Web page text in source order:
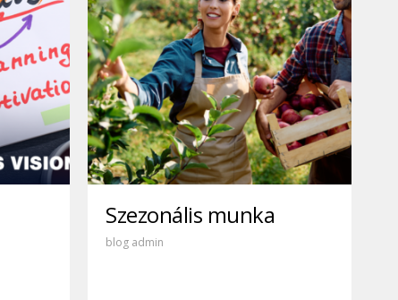
Szezonális munka
blog admin